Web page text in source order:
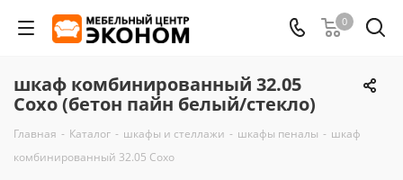
0
шкаф комбинированный 32.05
Сохо (бетон пайн белый/стекло)
Главная - Каталог - шкафы и стеллажи - шкафы пеналы - шкаф
комбинированный 32.05 Сохо